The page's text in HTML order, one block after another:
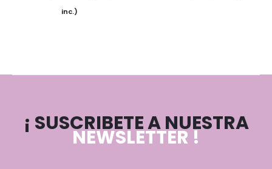
precio
inc.)
¡ SUSCRIBETE A NUESTRA
NEWSLETTER !